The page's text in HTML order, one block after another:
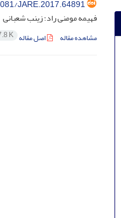
JARE.2017.64891
فهیمه مومنی راد؛ زینب شعبانی
مشاهده مقاله اصل مقاله K